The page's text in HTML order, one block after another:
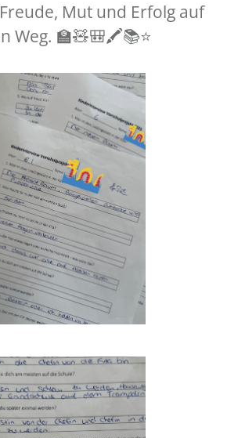
Mut und Erfolg auf
Weg. 🏫🧸🎒🖍️📚⭐